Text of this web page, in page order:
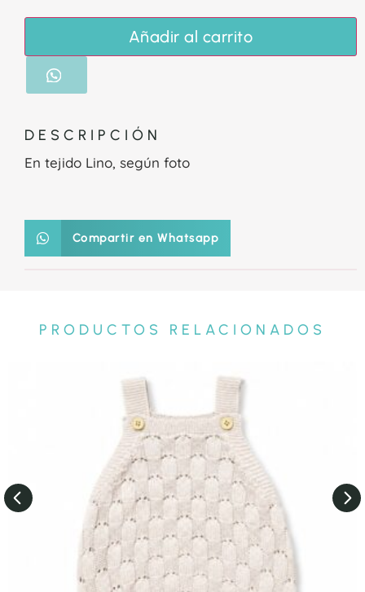
Añadir al carrito
DESCRIPCIÓN
En tejido Lino, según foto
Compartir en Whatsapp
PRODUCTOS RELACIONADOS